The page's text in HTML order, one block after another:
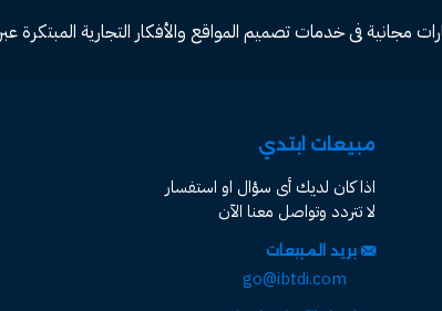
فى خدمات تصميم المواقع والأفكار التجارية المبتكرة عبر الواتس آب
مبيعات ابتدي
اذا كان لديك أى سؤال او استفسار
لا تتردد وتواصل معنا الآن
بريد المبيعات
go@ibtdi.com